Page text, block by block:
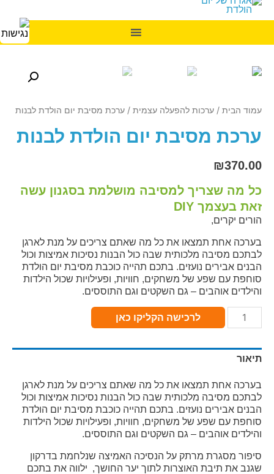
עמוד הבית / ערכות להפעלה עצמית / ערכת מסיבת יום הולדת לבנות
ערכת מסיבת יום הולדת לבנות
₪370.00
כל מה שצריך למסיבה מושלמת בסגנון עשה
זאת בעצמך DIY
הורים יקרים,
בערכה אחת תמצאו את כל מה שאתם צריכים על מנת לארגן
לבתכם מסיבה מלכותית שבה כול הבנות נסיכות אמיצות וכול
הבנים אבירים נועזים. בתכם תהייה כוכבת מסיבת יום הולדת
סוחפת עם שפע של משחקים, חוויות, ופעילויות שכול הילדות
והילדים אוהבים – גם השקטים וגם התוססים.
כמות לרכישה הקליקו כאן
תיאור
בערכה אחת תמצאו את כל מה שאתם צריכים על מנת לארגן
לבתכם מסיבה מלכותית שבה כול הבנות נסיכות אמיצות וכול
הבנים אבירים נועזים. בתכם תהייה כוכבת מסיבת יום הולדת
סוחפת עם שפע של משחקים, חוויות, ופעילויות שכול הילדות
והילדים אוהבים – גם השקטים וגם התוססים.
סיפור מסגרת מרתק על הנסיכה האמיצה שנלחמת בדרקון
שגנב את תיבת האוצרות לתוך יער החושך, ילווה את בתכם